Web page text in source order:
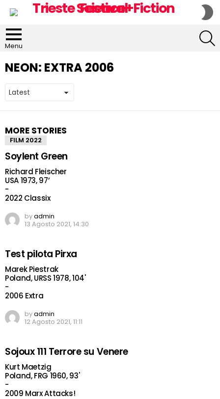
Menu
NEON: EXTRA 2006
MORE STORIES
FILM 2022
Soylent Green
Richard Fleischer
USA 1973, 97’
-
2022 Classix
byadmin
13 Agosto 2021, 14:30
Test pilota Pirxa
Marek Piestrak
Poland, URSS 1978, 104'
-
2006 Extra
byadmin
12 Agosto 2021, 11:11
Sojoux 111 Terrore su Venere
Kurt Maetzig
Poland, FRG 1960, 93'
-
2009 Marx Attacks!